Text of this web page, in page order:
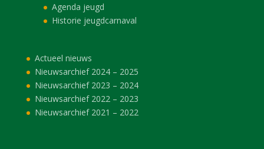
Agenda jeugd
Historie jeugdcarnaval
Actueel nieuws
Nieuwsarchief 2024 – 2025
Nieuwsarchief 2023 – 2024
Nieuwsarchief 2022 – 2023
Nieuwsarchief 2021 – 2022